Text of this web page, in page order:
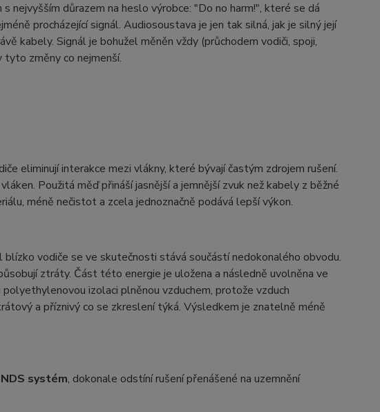
nejvyšším důrazem na heslo výrobce: "Do no harm!", které se dá
procházející signál. Audiosoustava je jen tak silná, jak je silný její
kabely. Signál je bohužel měněn vždy (průchodem vodiči, spoji,
změny co nejmenší.
eliminují interakce mezi vlákny, které bývají častým zdrojem rušení.
Použitá měď přináší jasnější a jemnější zvuk než kabely z běžné
méně nečistot a zcela jednoznačně podává lepší výkon.
vodiče se ve skutečnosti stává součástí nedokonalého obvodu.
ztráty. Část této energie je uložena a následně uvolněna ve
izolaci plněnou vzduchem, protože vzduch
a příznivý co se zkreslení týká. Výsledkem je znatelně méně
NDS systém, dokonale odstíní rušení přenášené na uzemnění